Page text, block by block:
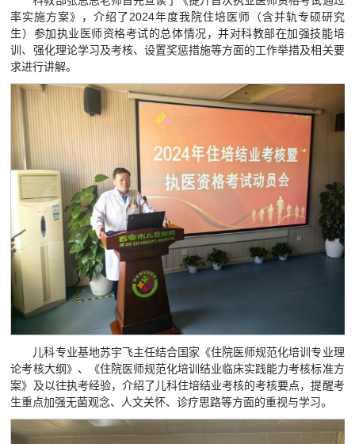
率实施方案》，介绍了2024年度我院住培医师（含并轨专硕研究
生）参加执业医师资格考试的总体情况，并对科教部在加强技能培
训、强化理论学习及考核、设置奖惩措施等方面的工作举措及相关要
求进行讲解。
儿科专业基地苏宇飞主任结合国家《住院医师规范化培训专业理
论考核大纲》、《住院医师规范化培训结业临床实践能力考核标准方
案》及以往执考经验，介绍了儿科住培结业考核的考核要点，提醒考
生重点加强无菌观念、人文关怀、诊疗思路等方面的重视与学习。